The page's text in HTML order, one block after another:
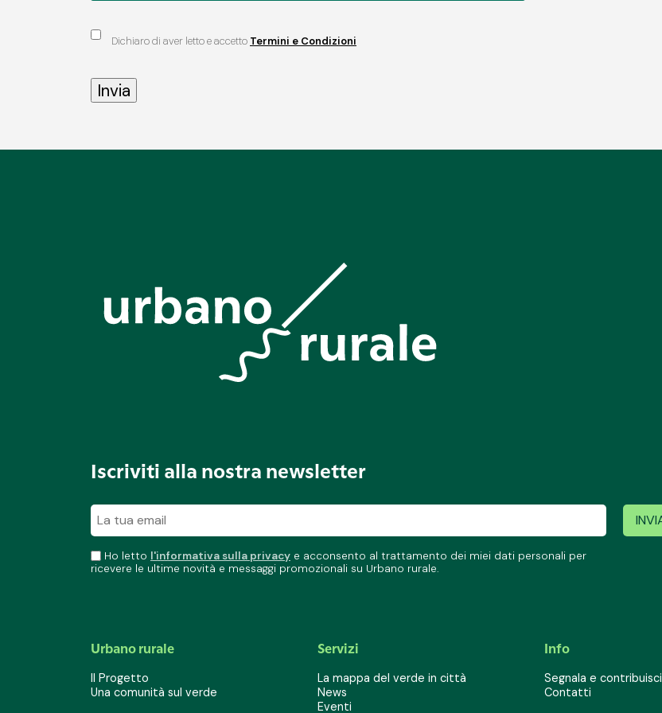
Dichiaro di aver letto e accetto Termini e Condizioni
Iscriviti alla nostra newsletter
Ho letto l'informativa sulla privacy e acconsento al trattamento dei miei dati personali per
ricevere le ultime novità e messaggi promozionali su Urbano rurale.
Urbano rurale
Il Progetto
Una comunità sul verde
Servizi
La mappa del verde in città
News
Eventi
Info
Segnala e contribuisci
Contatti